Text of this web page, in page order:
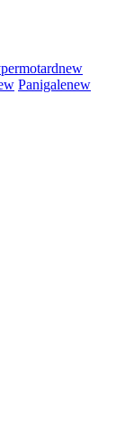
new
Panigalenew